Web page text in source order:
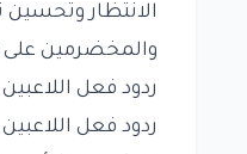
الانتظار وتحسين
والمخضرمين
ردود فعل اللاعبين
ردود فعل